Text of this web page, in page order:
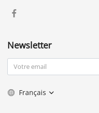
Newsletter
Français